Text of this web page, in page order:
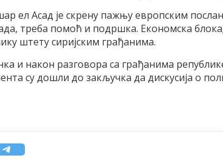
ел Асад је скрену пажњу европским
треба помоћ и подршка. Економска
штету сиријским грађанима.
и након разговора са грађанима
су дошли до закључка да дискусија о